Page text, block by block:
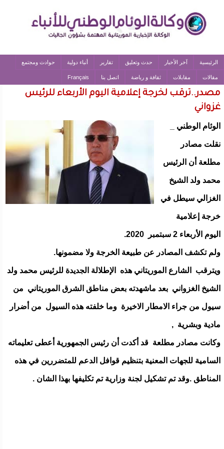
الرئيسية آخر الأخبار حدث وتعليق تقارير أنباء دولية حوادث ومجتمع
مقالات مقابلات ثقافة و رياضة اتصل بنا Français
مصدر..ترقب لخرجة إعلامية اليوم الأربعاء للرئيس
غزواني
الوئام الوطني _
نقلت مصادر
مطلعة أن الرئيس
محمد ولد الشيخ
الغزالي سيطل في
خرجة إعلامية
اليوم الأربعاء 2 سبتمبر 2020.
ولم تكشف المصادر عن طبيعة الخرجة ولا مضمونها.
ويترقب الشارع الموريتاني هذه الإطلالة الجديدة للرئيس محمد ولد
الشيخ الغزواني بعد ماشهدته بعض مناطق الشرق الموريتاني من
سيول من جراء الامطار الاخيرة وما خلفته هذه السيول من أضرار
مادية وبشرية ,
وكانت مصادر مطلعة قد أكدت أن رئيس الجمهورية أعطى تعليماته
السامية للجهات المعنية بتنظيم قوافل الدعم للمتضررين في هذه
المناطق .وقد تم تشكيل لجنة وزارية تم تكليفها بهذا الشان .